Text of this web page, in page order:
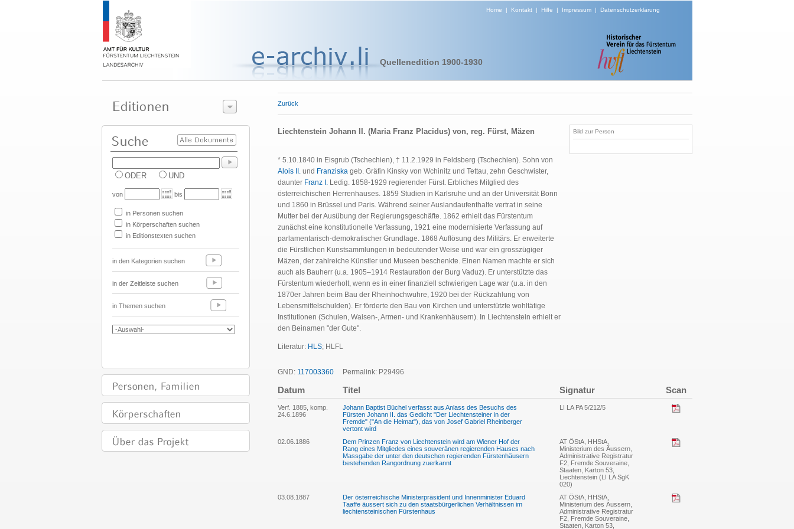
Home | Kontakt| Hilfe | Impressum| Datenschutzerklärung
Quellenedition 1900-1930
ODER UND
von bis
in Personen suchen
in Körperschaften suchen
in Editionstexten suchen
in den Kategorien suchen
in der Zeitleiste suchen
in Themen suchen
Zurück
Liechtenstein Johann II. (Maria Franz Placidus) von, reg. Fürst, Mäzen
* 5.10.1840 in Eisgrub (Tschechien), † 11.2.1929 in Feldsberg (Tschechien). Sohn von
Alois II. und Franziska geb. Gräfin Kinsky von Wchinitz und Tettau, zehn Geschwister,
daunter Franz I. Ledig. 1858-1929 regierender Fürst. Erbliches Mitglied des
österreichischen Herrenhauses. 1859 Studien in Karlsruhe und an der Universität Bonn
und 1860 in Brüssel und Paris. Während seiner Auslandaufenthalte vertrat in seine
Mutter bei der Ausübung der Regierungsgeschäfte. 1862 erhielt das Fürstentum
zunächst eine konstitutionelle Verfassung, 1921 eine modernisierte Verfassung auf
parlamentarisch-demokratischer Grundlage. 1868 Auflösung des Militärs. Er erweiterte
die Fürstlichen Kunstsammlungen in bedeutender Weise und war ein grosszügiger
Mäzen, der zahlreiche Künstler und Museen beschenkte. Einen Namen machte er sich
auch als Bauherr (u.a. 1905–1914 Restauration der Burg Vaduz). Er unterstützte das
Fürstentum wiederholt, wenn es in einer finanziell schwierigen Lage war (u.a. in den
1870er Jahren beim Bau der Rheinhochwuhre, 1920 bei der Rückzahlung von
Lebensmittelschulden). Er förderte den Bau von Kirchen und unterstützte wohltätige
Institutionen (Schulen, Waisen-, Armen- und Krankenhäusern). In Liechtenstein erhielt er
den Beinamen "der Gute".
Literatur: HLS; HLFL
GND: 117003360 Permalink: P29496
Bild zur Person
Datum Titel Signatur Scan
Verf. 1885, komp.
24.6.1896
Johann Baptist Büchel verfasst aus Anlass des Besuchs des
Fürsten Johann II. das Gedicht "Der Liechtensteiner in der
Fremde" ("An die Heimat"), das von Josef Gabriel Rheinberger
vertont wird
LI LA PA 5/212/5
02.06.1886
Dem Prinzen Franz von Liechtenstein wird am Wiener Hof der
Rang eines Mitgliedes eines souveränen regierenden Hauses nach
Massgabe der unter den deutschen regierenden Fürstenhäusern
bestehenden Rangordnung zuerkannt
AT ÖStA, HHStA,
Ministerium des Äussern,
Administrative Registratur
F2, Fremde Souveraine,
Staaten, Karton 53,
Liechtenstein (LI LA SgK
020)
03.08.1887
Der österreichische Ministerpräsident und Innenminister Eduard
Taaffe äussert sich zu den staatsbürgerlichen Verhältnissen im
liechtensteinischen Fürstenhaus
AT ÖStA, HHStA,
Ministerium des Äussern,
Administrative Registratur
F2, Fremde Souveraine,
Staaten, Karton 53,